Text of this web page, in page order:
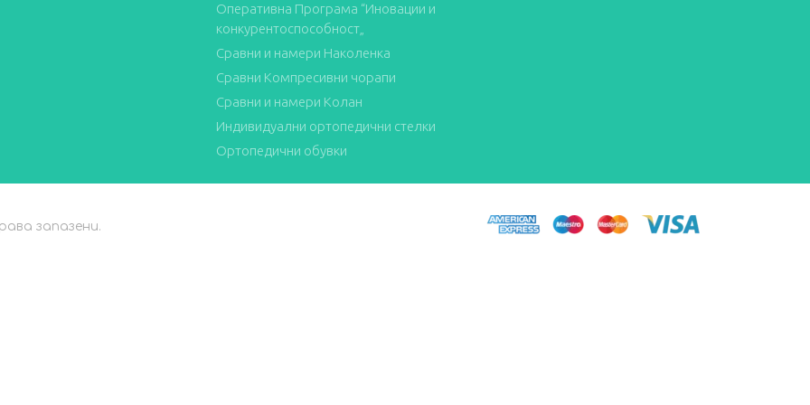
Оперативна Програма “Иновации и
конкурентоспособност„
Сравни и намери Наколенка
Сравни Компресивни чорапи
Сравни и намери Колан
Индивидуални ортопедични стелки
Ортопедични обувки
запазени.